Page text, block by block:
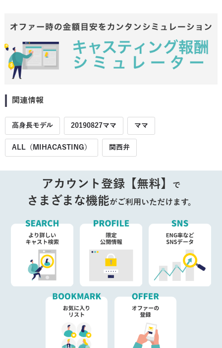
関連情報
高身長モデル 20190827ママ ママ
ALL（MIHACASTING） 関西弁
アカウント登録【無料】 で
さまざまな機能がご利用いただけます。